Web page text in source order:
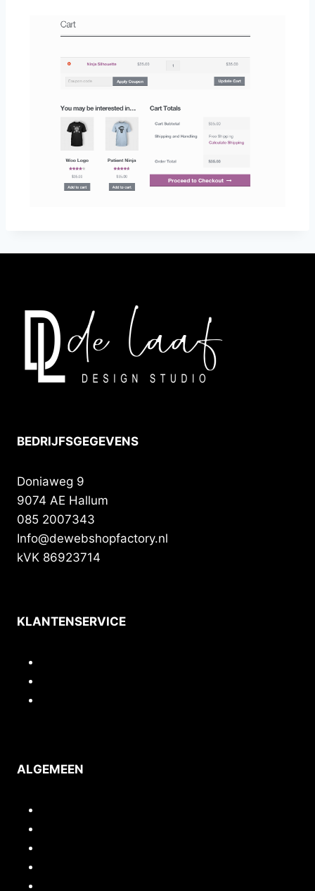
BEDRIJFSGEGEVENS
Doniaweg 9
9074 AE Hallum
085 2007343
Info@dewebshopfactory.nl
kVK 86923714
KLANTENSERVICE
ALGEMEEN